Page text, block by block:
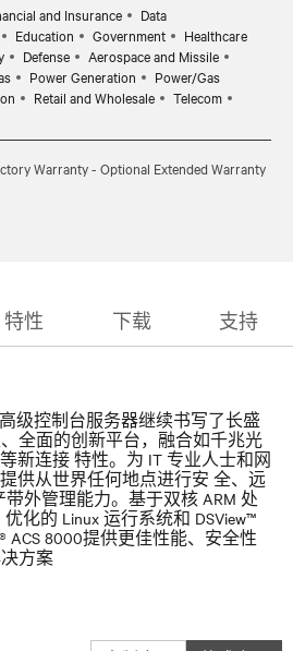
and Insurance
Data
Education Government
Healthcare
Defense
Aerospace and Missile
Power Generation
Power/Gas
Retail and Wholesale
Telecom
Warranty - Optional Extended Warranty
特性 下载 支持
级控制台服务器继续书写了长盛
全面的创新平台，融合如千兆光
新连接 特性。为 IT 专业人士和网
供从世界任何地点进行安 全、远
外管理能力。基于双核 ARM 处
化的 Linux 运行系统和 DSView™
ACS 8000提供更佳性能、安全性
方案